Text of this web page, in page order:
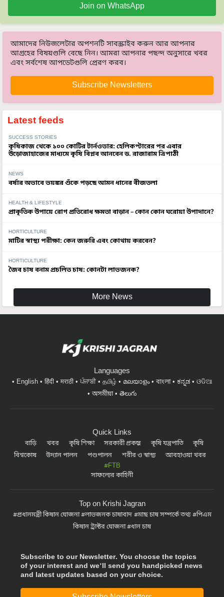
Join on WhatsApp
আমাদের নিউজলেটার অপশনটি সাবস্ক্রাইব করুন আর আপনার
আগ্রহের বিষয়গুলি বেছে নিন। আমরা আপনার পছন্দ অনুসারে খবর
এবং সর্বশেষ আপডেটগুলি প্রেরণ করব।
Subscribe Newsletters
Latest feeds
SUCCESS STORIES
কৃষিকাজ থেকে ১০০ কোটির টার্নওভার: হেলিকপ্টারের পর এবার
উড়োজাহাজের মাধ্যমে কৃষি বিপ্লব আনবেন ড. রাজারাম ত্রিপাঠী
NEWS
বর্ষার অভাবে ভয়ঙ্কর শুঁকে পড়ছে আমন ধানের বীজতলা
HEALTH & LIFESTYLE
প্রাকৃতিক উপায়ে রোগ প্রতিরোধ ক্ষমতা বাড়ান – কোন কোন ঘরোয়া উপাদানে?
HORTICULTURE
মাটির স্বাস্থ্য পরীক্ষা: কেন জরুরি এবং কোথায় করবেন?
HORTICULTURE
জৈব চাষ বনাম প্রচলিত চাষ: কোনটা লাভজনক?
More News
Languages
English हिंदी मराठी ਪੰਜਾਬੀ தமிழ் മലയാളം বাংলা ಕನ್ನಡ
ଓଡିଆ
অসমীয়া
తెలుగు
Quick Links
বাড়ি খবর কৃষি শিক্ষা সরকারী প্রকল্প কৃষি যন্ত্রপাতি
কৃষি
বিশ্বকোষ
উদ্যান পালন পশুপালন শরীর ও স্বাস্থ্য
আবহাওয়া খবর
#FTB
সাফল্যের কাহিনী
Top on Krishi Jagran
প্রধানমন্ত্রী কিষান যোজনা লাভজনক চাষাবাদ মাছ চাষ সম্পর্কে তথ্য
পিএম
কিষান ট্রাক্টর যোজনা ধান চাষ
Subscribe to our Newsletter. You choose the topics
of your interest and we'll send you handpicked news
and latest updates based on your choice.